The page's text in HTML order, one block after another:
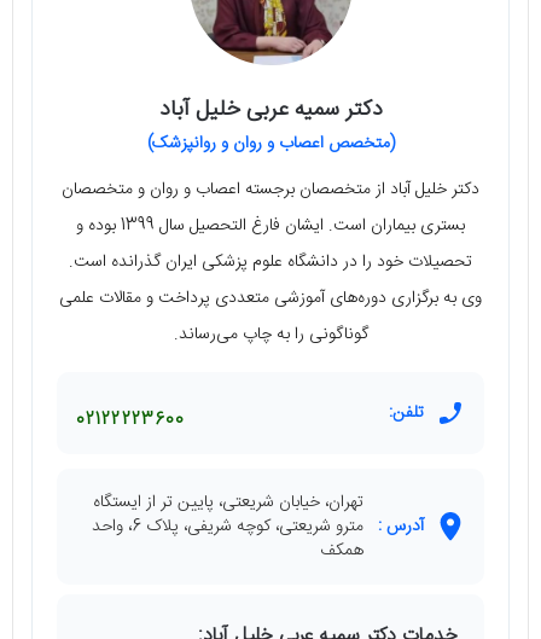
دکتر سمیه عربی خلیل آباد
(متخصص اعصاب و روان و روانپزشک)
دکتر خلیل آباد از متخصصان برجسته اعصاب و روان و متخصصان
بستری بیماران است. ایشان فارغ التحصیل سال 1399 بوده و
تحصیلات خود را در دانشگاه علوم پزشکی ایران گذرانده است.
وی به برگزاری دوره‌های آموزشی متعددی پرداخت و مقالات علمی
گوناگونی را به چاپ می‌رساند.
تلفن: 02122223600
آدرس :
تهران، خیابان شریعتی، پایین تر از ایستگاه
مترو شریعتی، کوچه شریفی، پلاک 6، واحد
همکف